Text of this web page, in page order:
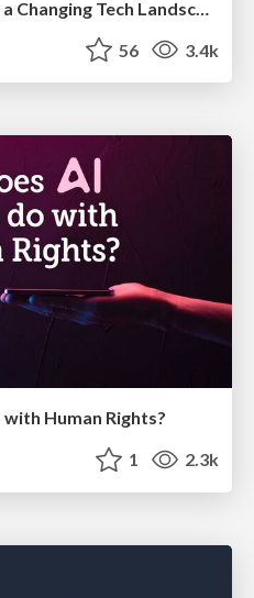
56 3.4k
Human Rights?
1 2.3k